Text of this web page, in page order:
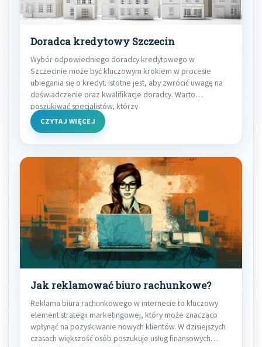
Doradca kredytowy Szczecin
Wybór odpowiedniego doradcy kredytowego w
Szczecinie może być kluczowym krokiem w procesie
ubiegania się o kredyt. Istotne jest, aby zwrócić uwagę na
doświadczenie oraz kwalifikacje doradcy. Warto
poszukiwać specjalistów, którzy
CZYTAJ WIĘCEJ
Jak reklamować biuro rachunkowe?
Reklama biura rachunkowego w internecie to kluczowy
element strategii marketingowej, który może znacząco
wpłynąć na pozyskiwanie nowych klientów. W dzisiejszych
czasach większość osób poszukuje usług finansowych